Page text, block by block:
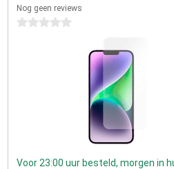
Nog geen reviews
0 sterren
Voor 23:00 uur besteld, morgen in